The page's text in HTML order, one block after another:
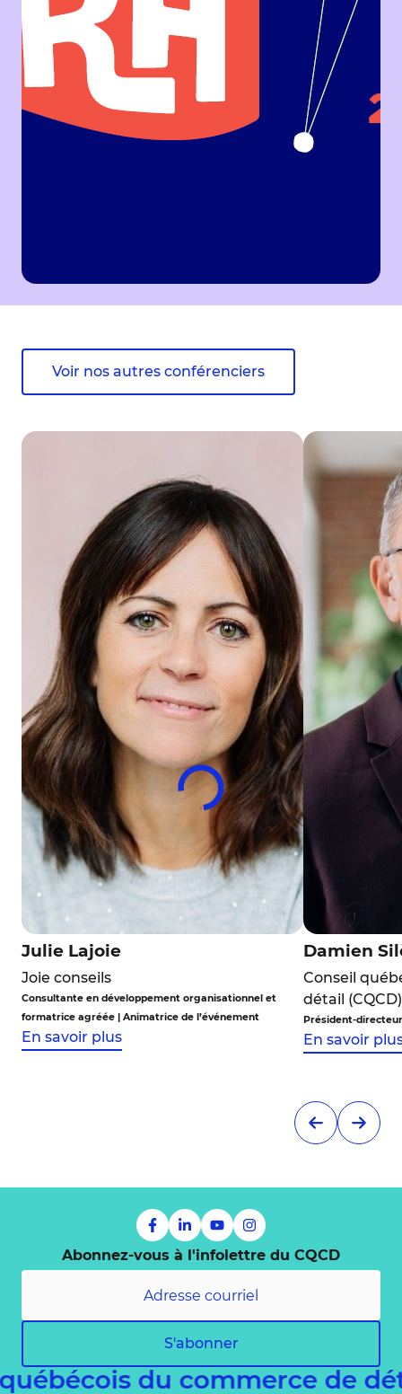
Voir nos autres conférenciers
Julie Lajoie
Joie conseils
Consultante en développement organisationnel et
formatrice agréée | Animatrice de l’événement
En savoir plus
Damien
Conseil
détail (CQCD)
Président-
En savoir
Abonnez-vous à l'infolettre du CQCD
S'abonner
du commerce de